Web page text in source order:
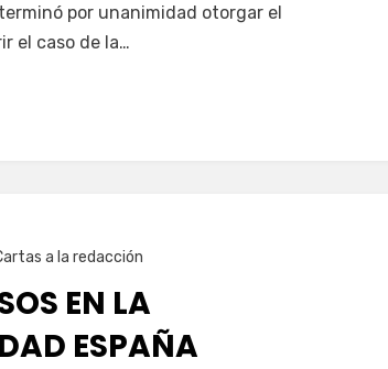
por unanimidad otorgar el
el caso de la…
a la redacción
EN LA
ESPAÑA